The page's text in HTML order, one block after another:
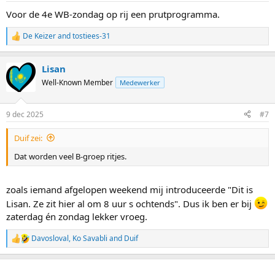
Voor de 4e WB-zondag op rij een prutprogramma.
R
e
c
t
i
s
:
De Keizerandtostiees-31
Lisan
Well-Known Member Medewerker
9 dec 2025 #7
Duif zei:
Dat worden veel B-groep ritjes.
zoals iemand afgelopen weekend mij introduceerde "Dit is
Lisan. Ze zit hier al om 8 uur s ochtends". Dus ik ben er bij
zaterdag én zondag lekker vroeg.
R
e
Davosloval, Ko Savabli and Duif